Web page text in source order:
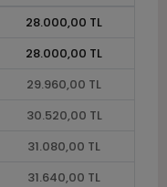
28.000,00 TL
28.000,00 TL
29.960,00 TL
30.520,00 TL
31.080,00 TL
31.640,00 TL